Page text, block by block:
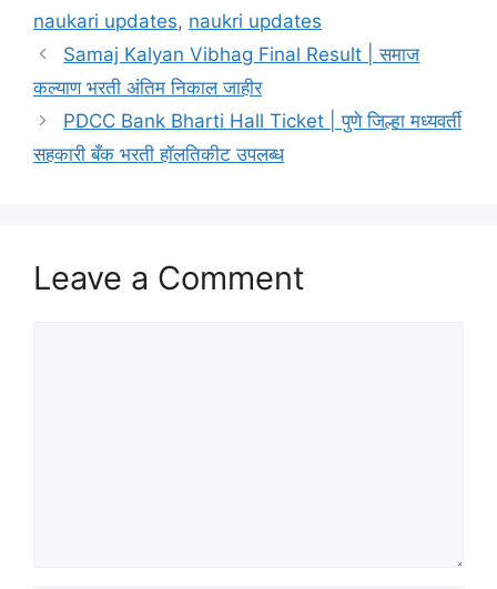
naukari updates, naukri updates
Samaj Kalyan Vibhag Final Result | समाज
कल्याण भरती अंतिम निकाल जाहीर
PDCC Bank Bharti Hall Ticket | पुणे जिल्हा मध्यवर्ती
सहकारी बँक भरती हॉलतिकीट उपलब्ध
Leave a Comment